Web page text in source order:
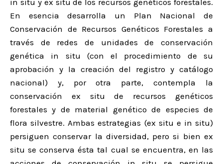
En esencia desarrolla un Plan Nacional de
Conservación de Recursos Genéticos Forestales a
través de redes de unidades de conservación
genética in situ (con el procedimiento de su
aprobación y la creación del registro y catálogo
nacional) y, por otra parte, contempla la
conservación ex situ de recursos genéticos
forestales y de material genético de especies de
flora silvestre. Ambas estrategias (ex situ e in situ)
persiguen conservar la diversidad, pero si bien ex
situ se conserva ésta tal cual se encuentra, en las